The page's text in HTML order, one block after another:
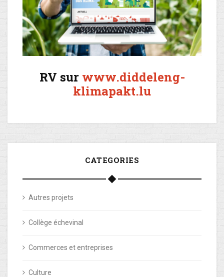
RV sur www.diddeleng-
klimapakt.lu
CATEGORIES
Autres projets
Collège échevinal
Commerces et entreprises
Culture